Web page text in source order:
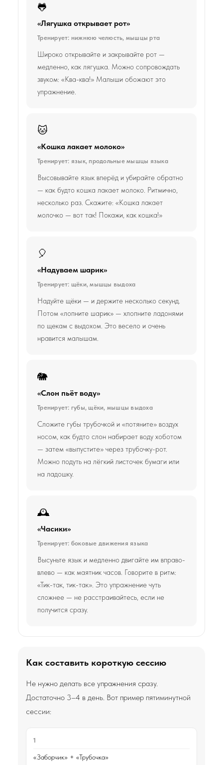
🐸
«Лягушка открывает рот»
Тренирует: нижнюю челюсть, мышцы рта
Широко открывайте и закрывайте рот —
медленно, как лягушка. Можно сопровождать
звуком: «Ква-ква!» Малыши обожают это
упражнение.
🐱
«Кошка лакает молоко»
Тренирует: язык, продольные мышцы языка
Высовывайте язык вперёд и убирайте обратно
— как будто кошка лакает молоко. Ритмично,
несколько раз. Скажите: «Кошка лакает
молочко — вот так! Покажи, как кошка!»
🎈
«Надуваем шарик»
Тренирует: щёки, мышцы выдоха
Надуйте щёки — и держите несколько секунд.
Потом «лопните шарик» — хлопните ладонями
по щекам с выдохом. Это весело и очень
нравится малышам.
🐘
«Слон пьёт воду»
Тренирует: губы, щёки, мышцы выдоха
Сложите губы трубочкой и «потяните» воздух
носом, как будто слон набирает воду хоботом
— затем «выпустите» через трубочку-рот.
Можно подуть на лёгкий листочек бумаги или
на ладошку.
🕰️
«Часики»
Тренирует: боковые движения языка
Высуньте язык и медленно двигайте им вправо-
влево — как маятник часов. Говорите в ритм:
«Тик-так, тик-так». Это упражнение чуть
сложнее — не расстраивайтесь, если не
получится сразу.
Как составить короткую сессию
Не нужно делать все упражнения сразу.
Достаточно 3–4 в день. Вот пример пятиминутной
сессии:
1
«Заборчик» + «Трубочка»